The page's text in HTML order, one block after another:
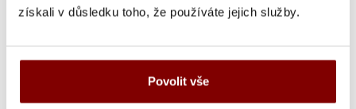
získali v důsledku toho, že používáte jejich služby.
Povolit vše